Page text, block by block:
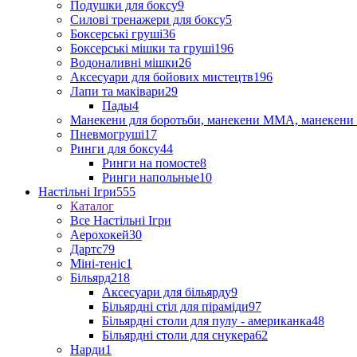
Подушки для боксу9
Силові тренажери для боксу5
Боксерські груші36
Боксерські мішки та груші196
Водоналивні мішки26
Аксесуари для бойових мистецтв196
Лапи та маківари29
Пады4
Манекени для боротьби, манекени ММА, манекени
Пневмогруші17
Ринги для боксу44
Ринги на помосте8
Ринги напольные10
Настільні Ігри555
Каталог
Все Настільні Ігри
Аерохокей30
Дартс79
Міні-теніс1
Більярд218
Аксесуари для більярду9
Більярдні стіл для піраміди97
Більярдні столи для пулу - американка48
Більярдні столи для снукера62
Нарди1